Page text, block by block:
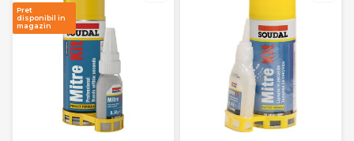
Pret
disponibil in
magazin